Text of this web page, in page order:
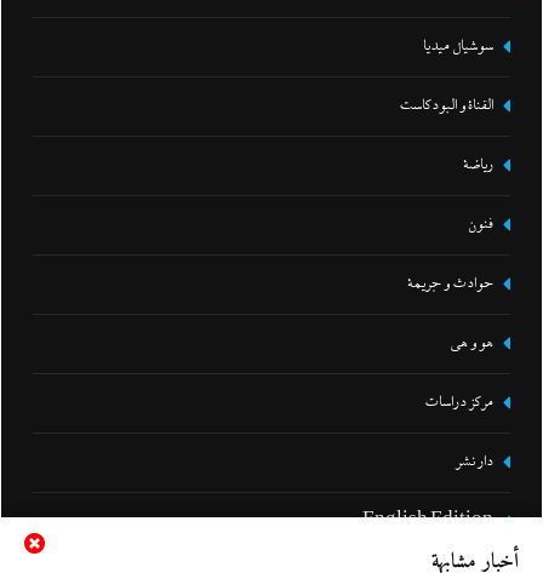
أخبار مشابهة
سوشيال ميديا
القناة و البودكاست
رياضة
فنون
حوادث و جريمة
هو و هي
مركز دراسات
دار نشر
English Edition